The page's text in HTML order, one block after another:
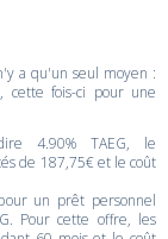
a qu'un seul moyen :
cette fois-ci pour une
4.90% TAEG, le
de 187,75€ et le coût
un prêt personnel
Pour cette offre, les